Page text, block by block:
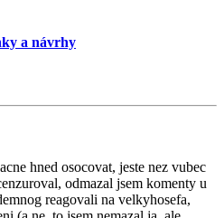
a návrhy
hned osocovat, jeste nez vubec
odmazal jsem komenty u
reagovali na velkyhosefa,